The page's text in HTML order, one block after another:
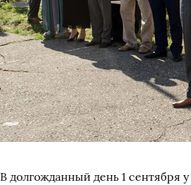
В долгожданный день 1 сентября